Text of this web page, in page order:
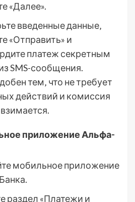
«Далее».
введенные данные‚
«Отправить» и
платеж секретным
SMS-сообщения.
тем‚ что не требует
действий и комиссия
приложение Альфа-
мобильное приложение
раздел «Платежи и